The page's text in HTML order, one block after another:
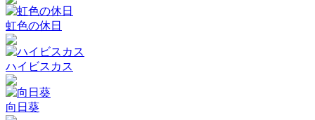
虹色の休日
ハイビスカス
向日葵